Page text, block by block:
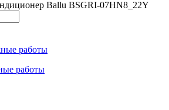
Ballu BSGRI-07HN8_22Y
работы
работы